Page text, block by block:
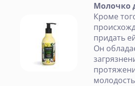
Молочко
Кроме
придать
Он